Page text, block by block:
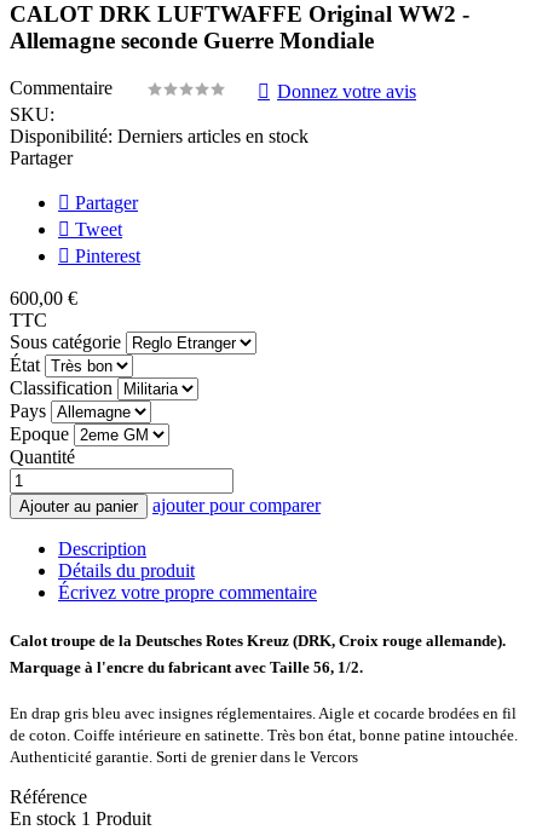
CALOT DRK LUFTWAFFE Original WW2 -
Allemagne seconde Guerre Mondiale
Commentaire
Donnez votre avis
SKU:
Disponibilité: Derniers articles en stock
Partager
Partager
Tweet
Pinterest
600,00 €
TTC
Sous catégorie
État
Classification
Pays
Epoque
Quantité
Ajouter au panier ajouter pour comparer
Description
Détails du produit
Écrivez votre propre commentaire
Calot troupe de la Deutsches Rotes Kreuz (DRK, Croix rouge allemande).
Marquage à l'encre du fabricant avec Taille 56, 1/2.
En drap gris bleu avec insignes réglementaires. Aigle et cocarde brodées en fil
de coton. Coiffe intérieure en satinette. Très bon état, bonne patine intouchée.
Authenticité garantie. Sorti de grenier dans le Vercors
Référence
En stock 1 Produit